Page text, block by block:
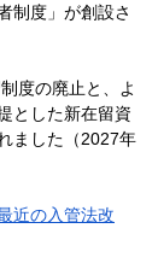
制度」が創設さ
度の廃止と、よ
とした新在留資
ました（2027年
近の入管法改